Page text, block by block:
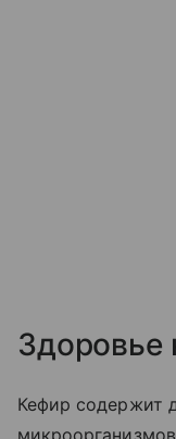
Здоровье
Кефир содержит